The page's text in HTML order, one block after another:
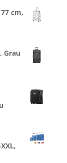
cm,
Grau